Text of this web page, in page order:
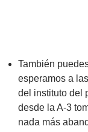
También
esperamos a
del instituto del
desde la A-3
nada más